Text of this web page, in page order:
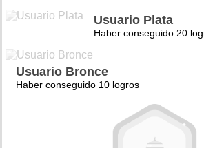
Usuario Plata
Haber conseguido 20
Usuario Bronce
Haber conseguido 10 logros